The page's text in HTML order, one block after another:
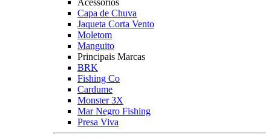
Acessórios
Capa de Chuva
Jaqueta Corta Vento
Moletom
Manguito
Principais Marcas
BRK
Fishing Co
Cardume
Monster 3X
Mar Negro Fishing
Presa Viva